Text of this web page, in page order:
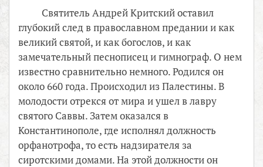
Святитель Андрей Критский оставил
глубокий след в православном предании и как
великий святой, и как богослов, и как
замечательный песнописец и гимнограф. О нем
известно сравнительно немного. Родился он
около 660 года. Происходил из Палестины. В
молодости отрекся от мира и ушел в лавру
святого Саввы. Затем оказался в
Константинополе, где исполнял должность
орфанотрофа, то есть надзирателя за
сиротскими домами. На этой должности он